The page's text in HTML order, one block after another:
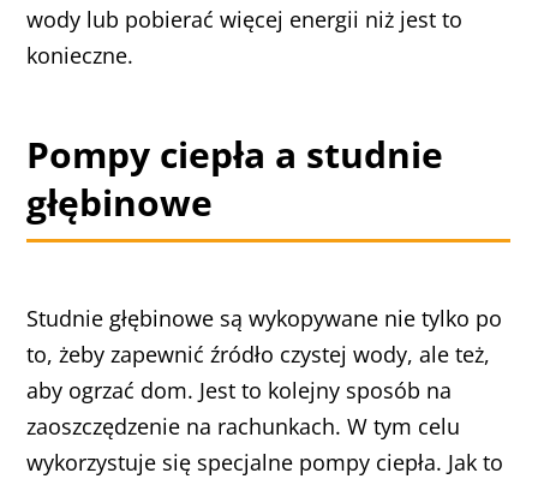
wody lub pobierać więcej energii niż jest to
konieczne.
Pompy ciepła a studnie
głębinowe
Studnie głębinowe są wykopywane nie tylko po
to, żeby zapewnić źródło czystej wody, ale też,
aby ogrzać dom. Jest to kolejny sposób na
zaoszczędzenie na rachunkach. W tym celu
wykorzystuje się specjalne pompy ciepła. Jak to